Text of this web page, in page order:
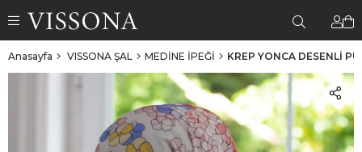
Anasayfa VISSONA ŞAL MEDİNE İPEĞİ KREP YONCA DESENLİ